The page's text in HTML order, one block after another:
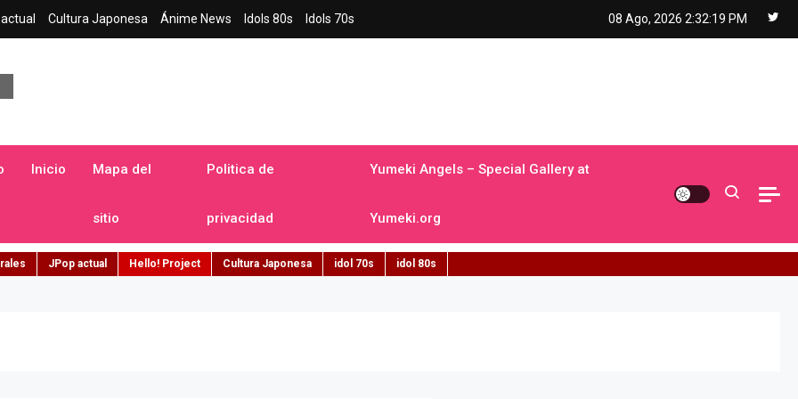
Cultura Japonesa Ánime News Idols 80s Idols 70s 08 Ago, 2026 2:32:20 PM
Inicio Mapa del
sitio
Politica de
privacidad
Yumeki Angels – Special Gallery at
Yumeki.org
JPop actual Hello! Project Cultura Japonesa idol 70s idol 80s